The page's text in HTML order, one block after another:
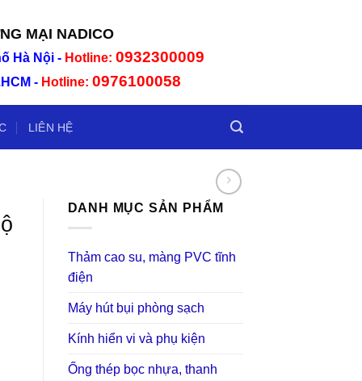
MẠI NADICO
Hà Nội - Hotline: 0932300009
- Hotline: 0976100058
LIÊN HỆ
DANH MỤC SẢN PHẨM
Thảm cao su, màng PVC tĩnh
điện
Máy hút bụi phòng sạch
Kính hiển vi và phụ kiện
Ống thép bọc nhựa, thanh